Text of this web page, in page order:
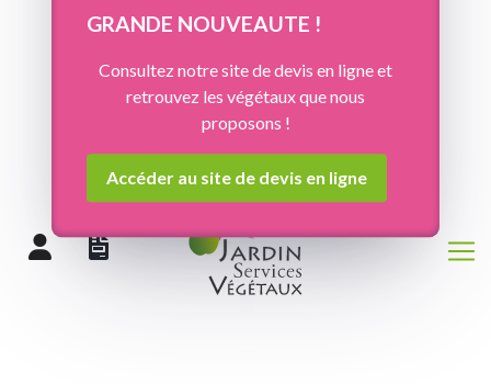
GRANDE NOUVEAUTE !
Consultez notre site de devis en ligne et
retrouvez les végétaux que nous
proposons !
Accéder au site de devis en ligne
Panneau de gestion des cookies